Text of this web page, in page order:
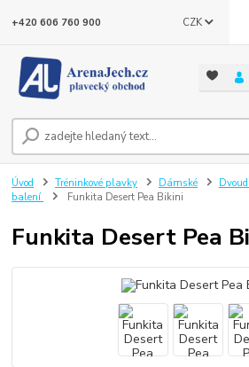
CZK
+420 606 760 900
Úvod Tréninkové plavky Dámské
balení
Funkita Desert Pea Bikini
Funkita Desert Pea